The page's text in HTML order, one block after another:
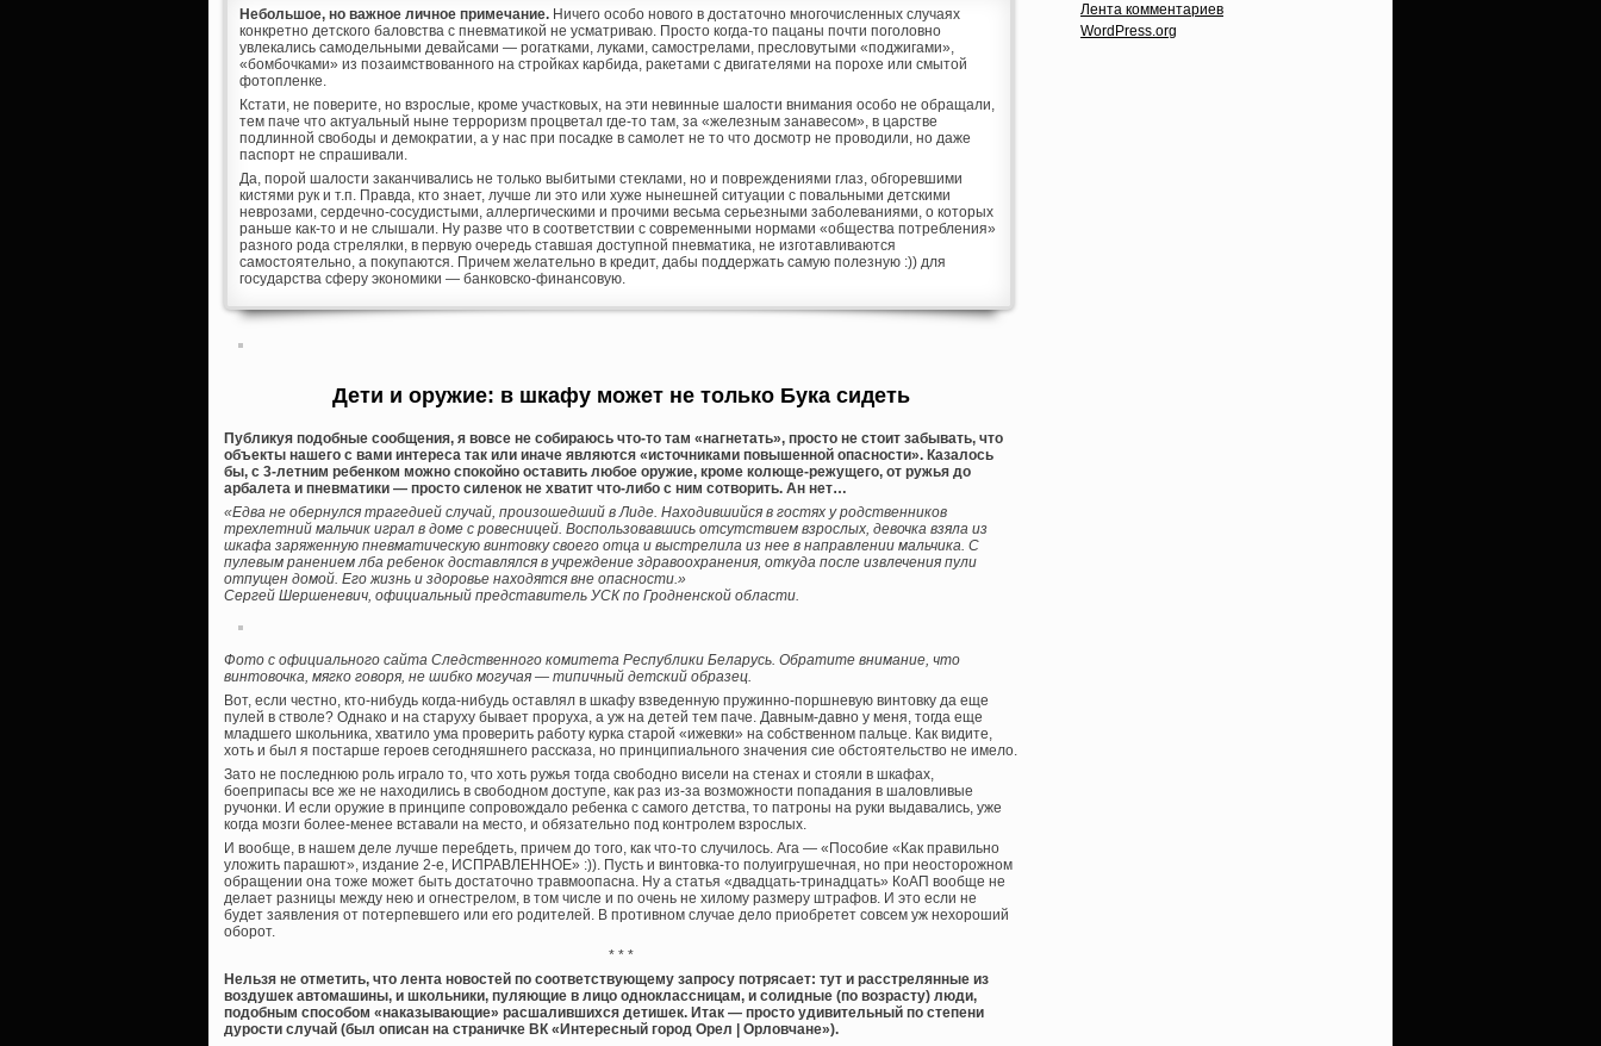
Небольшое, но важное личное примечание. Ничего особо нового в достаточно многочисленных случаях
конкретно детского баловства с пневматикой не усматриваю. Просто когда-то пацаны почти поголовно
увлекались самодельными девайсами — рогатками, луками, самострелами, пресловутыми «поджигами»,
«бомбочками» из позаимствованного на стройках карбида, ракетами с двигателями на порохе или смытой
фотопленке.
Кстати, не поверите, но взрослые, кроме участковых, на эти невинные шалости внимания особо не обращали,
тем паче что актуальный ныне терроризм процветал где-то там, за «железным занавесом», в царстве
подлинной свободы и демократии, а у нас при посадке в самолет не то что досмотр не проводили, но даже
паспорт не спрашивали.
Да, порой шалости заканчивались не только выбитыми стеклами, но и повреждениями глаз, обгоревшими
кистями рук и т.п. Правда, кто знает, лучше ли это или хуже нынешней ситуации с повальными детскими
неврозами, сердечно-сосудистыми, аллергическими и прочими весьма серьезными заболеваниями, о которых
раньше как-то и не слышали. Ну разве что в соответствии с современными нормами «общества потребления»
разного рода стрелялки, в первую очередь ставшая доступной пневматика, не изготавливаются
самостоятельно, а покупаются. Причем желательно в кредит, дабы поддержать самую полезную :)) для
государства сферу экономики — банковско-финансовую.
Дети и оружие: в шкафу может не только Бука сидеть
Публикуя подобные сообщения, я вовсе не собираюсь что-то там «нагнетать», просто не стоит забывать, что
объекты нашего с вами интереса так или иначе являются «источниками повышенной опасности». Казалось
бы, с 3-летним ребенком можно спокойно оставить любое оружие, кроме колюще-режущего, от ружья до
арбалета и пневматики — просто силенок не хватит что-либо с ним сотворить. Ан нет…
«Едва не обернулся трагедией случай, произошедший в Лиде. Находившийся в гостях у родственников
трехлетний мальчик играл в доме с ровесницей. Воспользовавшись отсутствием взрослых, девочка взяла из
шкафа заряженную пневматическую винтовку своего отца и выстрелила из нее в направлении мальчика. С
пулевым ранением лба ребенок доставлялся в учреждение здравоохранения, откуда после извлечения пули
отпущен домой. Его жизнь и здоровье находятся вне опасности.»
Сергей Шершеневич, официальный представитель УСК по Гродненской области.
Фото с официального сайта Следственного комитета Республики Беларусь. Обратите внимание, что
винтовочка, мягко говоря, не шибко могучая — типичный детский образец.
Вот, если честно, кто-нибудь когда-нибудь оставлял в шкафу взведенную пружинно-поршневую винтовку да еще
пулей в стволе? Однако и на старуху бывает проруха, а уж на детей тем паче. Давным-давно у меня, тогда еще
младшего школьника, хватило ума проверить работу курка старой «ижевки» на собственном пальце. Как видите,
хоть и был я постарше героев сегодняшнего рассказа, но принципиального значения сие обстоятельство не имело.
Зато не последнюю роль играло то, что хоть ружья тогда свободно висели на стенах и стояли в шкафах,
боеприпасы все же не находились в свободном доступе, как раз из-за возможности попадания в шаловливые
ручонки. И если оружие в принципе сопровождало ребенка с самого детства, то патроны на руки выдавались, уже
когда мозги более-менее вставали на место, и обязательно под контролем взрослых.
И вообще, в нашем деле лучше перебдеть, причем до того, как что-то случилось. Ага — «Пособие «Как правильно
уложить парашют», издание 2-е, ИСПРАВЛЕННОЕ» :)). Пусть и винтовка-то полуигрушечная, но при неосторожном
обращении она тоже может быть достаточно травмоопасна. Ну а статья «двадцать-тринадцать» КоАП вообще не
делает разницы между нею и огнестрелом, в том числе и по очень не хилому размеру штрафов. И это если не
будет заявления от потерпевшего или его родителей. В противном случае дело приобретет совсем уж нехороший
оборот.
* * *
Нельзя не отметить, что лента новостей по соответствующему запросу потрясает: тут и расстрелянные из
воздушек автомашины, и школьники, пуляющие в лицо одноклассницам, и солидные (по возрасту) люди,
подобным способом «наказывающие» расшалившихся детишек. Итак — просто удивительный по степени
дурости случай (был описан на страничке ВК «Интересный город Орел | Орловчане»).
Лента комментариев
WordPress.org